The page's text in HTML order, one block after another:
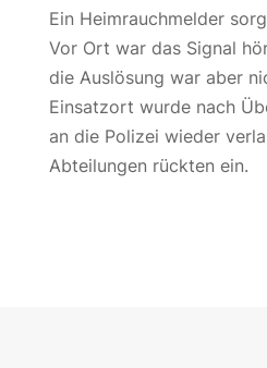
Ein Heimrauchmelder
Vor Ort war das Signal
die Auslösung war aber
Einsatzort wurde nach
an die Polizei wieder
Abteilungen rückten ein.